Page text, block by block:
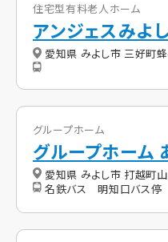
住宅型有料老人ホーム
アンジェスみよ
愛知県 みよし市 三好町
グループホーム
グループホーム
愛知県 みよし市 打越町
名鉄バス 明知口バス